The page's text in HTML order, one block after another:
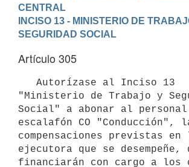
CENTRAL
INCISO 13 - MINISTERIO DE
SEGURIDAD SOCIAL
Artículo 305
"Ministerio de Trabajo y
Social" a abonar al
escalafón CO "Conducción",
compensaciones previstas en
ejecutora que se desempeñe,
financiarán con cargo a los